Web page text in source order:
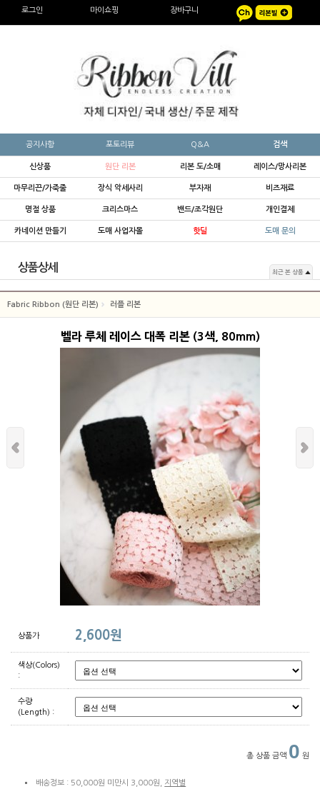
로그인 마이쇼핑 장바구니
공지사항 포토리뷰 Q&A 검색
신상품 원단 리본 리본 도/소매 레이스/망사리본
마무리끈/가죽줄 장식 악세사리 부자재 비즈재료
명절 상품 크리스마스 밴드/조각원단 개인결제
카네이션 만들기 도매 사업자몰 핫딜 도매 문의
상품상세
Fabric Ribbon (원단 리본) 러플 리본
최근 본 상품
벨라 루체 레이스 대폭 리본 (3색, 80mm)
상품가 2,600원
색상(Colors)
:
수량
(Length) :
총 상품 금액 0 원
배송정보 : 50,000원 미만시 3,000원, 지역별